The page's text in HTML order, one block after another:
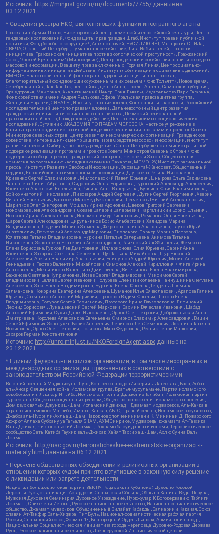
Источник: https://minjust.gov.ru/ru/documents/7755/ данные на
03.12.2021
* Сведения реестра НКО, выполняющих функции иностранного агента:
Гражданин.Армия.Право, Нижегородский центр немецкой и европейской культуры, Центр
гендерных исследований, Фонд защиты прав граждан Штаб, Институт права и публичной
политики, Фонд борьбы с коррупцией, Альянс врачей, НАСИЛИЮ.НЕТ, Мы против СПИДа,
СВЕЧА, Открытый Петербург, Гуманитарное действие, Лига Избирателей, Правовая
инициатива, Гражданская инициатива против экологической преступности, Гражданский
Союз, "Хасдей Ерушалаим" (Милосердие), Центр поддержки и содействия развитию средств
массовой информации, В защиту прав заключенных, Горячая Линия, Центр социально-
информационных инициатив Действие, Институт глобализации и социальных движений,
ВМЕСТЕ, Благотворительный фонд охраны здоровья и защиты прав граждан,
Благотворительный фонд помощи осужденным и их семьям, Фонд Тольятти, Новое время,
Серебряная тайга, Так-Так-Так, центр Сова, центр Анна, Проект Апрель, Самарская губерния,
Эра здоровья, Мемориал, Аналитический Центр Юрия Левады, Издательство Парк Гагарина,
Фонд содействия имени Андрея Рылькова, Сфера, Уральская правозащитная группа,
Женщины Евразии, СИБАЛЬТ, Институт прав человека, Фонд защиты гласности, Российский
исследовательский центр по правам человека, Дальневосточный центр развития
гражданских инициатив и социального партнерства, Пермский региональный
правозащитный центр, Гражданское действие, Центр независимых социологических
исследований, Сутяжник, АКАДЕМИЯ ПО ПРАВАМ ЧЕЛОВЕКА, Частное учреждение в
Калининграде по административной поддержке реализации программ и проектов Совета
Министров северных стран, Центр развития некоммерческих организаций, Гражданское
содействие, Интернешнл-Р, Центр Защиты Прав Средств Массовой Информации, Институт
развития прессы - Сибирь, Частное учреждение в Санкт-Петербурге по административной
поддержке реализации программ и проектов Совета Министров Северных Стран, Фонд
поддержки свободы прессы, Гражданский контроль, Человек и Закон, Общественная
комиссия по сохранению наследия академика Сахарова, МЕМО. РУ, Институт региональной
прессы, Институт Развития Свободы Информации, Экозащита!-Женсовет, Общественный
вердикт, Евразийская антимонопольная ассоциация, Дзугкоева Регина Николаевна,
Кривенко Сергей Владимирович, Милославский Павел Юрьевич, Шнырова Ольга Вадимовна,
Чанышева Лилия Айратовна, Сидорович Ольга Борисовна, Туровский Александр Алексеевич,
Васильева Анастасия Евгеньевна, Ривина Анна Валерьевна, Бурдина Юлия Владимировна,
Бойко Анатолий Николаевич, Пивоваров Андрей Сергеевич, Дугин Сергей Георгиевич, Аверин
Виталий Евгеньевич, Барахоев Магомед Бекханович, Шевченко Дмитрий Александрович,
Шарипков Олег Викторович, Мошель Ирина Ароновна, Шведов Григорий Сергеевич,
Пономарев Лев Александрович, Созаев Валерий Валерьевич, Каргалицкий Борис Юльевич,
Исакова Ирина Александровна, Исламов Тимур Рифгатович, Романова Ольга Евгеньевна,
Щаров Сергей Алексадрович, Цирульников Борис Альбертович, Халидова Марина
Владимировна, Людевиг Марина Зариевна, Федотова Галина Анатольевна, Паутов Юрий
Анатольевич, Верховский Александр Маркович, Пислакова-Паркер Марина Петровна,
Кочеткова Татьяна Владимировна, Чуркина Наталья Валерьевна, Акимова Татьяна
Николаевна, Золотарева Екатерина Александровна, Рачинский Ян Збигневич, Жемкова
Елена Борисовна, Гудков Лев Дмитриевич, Илларионова Юлия Юрьевна, Саранг Анна
Васильевна, Захарова Светлана Сергеевна, Щур Татьяна Михайловна, Щур Николай
Алексеевич, Аверин Владимир Анатольевич, Блинушов Андрей Юрьевич, Мосин Алексей
Геннадьевич, Гефтер Валентин Михайлович, Симонов Алексей Кириллович, Флиге Ирина
Анатольевна, Мельникова Валентина Дмитриевна, Вититинова Елена Владимировна,
Баженова Светлана Куприяновна, Исаев Сергей Владимирович, Максимов Сергей
Владимирович, Беляев Сергей Иванович, Голубева Елена Николаевна, Ганнушкина Светлана
Алексеевна, Закс Елена Владимировна, Буртина Елена Юрьевна, Гендель Людмила
Залмановна, Кокорина Екатерина Алексеевна, Шуманов Илья Вячеславович, Арапова Галина
Юрьевна, Свечников Анатолий Мариевич, Прохоров Вадим Юрьевич, Шахова Елена
Владимировна, Подузов Сергей Васильевич, Протасова Ирина Вячеславовна, Литинский
Леонид Борисович, Лукашевский Сергей Маркович, Бахмин Вячеслав Иванович, Шабад
Анатолий Ефимович, Сухих Дарья Николаевна, Орлов Олег Петрович, Добровольская Анна
Дмитриевна, Королева Александра Евгеньевна, Смирнов Владимир Александрович, Вицин
Сергей Ефимович, Золотухин Борис Андреевич, Левинсон Лев Семенович, Локшина Татьяна
Иосифовна, Орлов Олег Петрович, Полякова Мара Федоровна, Резник Генри Маркович,
Захаров Герман Константинович
Источник: http://unro.minjust.ru/NKOForeignAgent.aspx данные на
23.12.2021
* Единый федеральный список организаций, в том числе иностранных и
международных организаций, признанных в соответствии с
законодательством Российской Федерации террористическими:
Высший военный Маджлисуль Шура, Конгресс народов Ичкерии и Дагестана, База, Асбат
аль-Ансар, Священная война, Исламская группа, Братья-мусульмане, Партия исламского
освобождения, Лашкар-И-Тайба, Исламская группа, Движение Талибан, Исламская партия
Туркестана, Общество социальных реформ, Общество возрождения исламского наследия,
Дом двух святых, Джунд аш-Шам, Исламский джихад – Джамаат моджахедов, Аль-Каида в
странах исламского Магриба, Имарат Кавказ, АБТО, Правый сектор, Исламское государство,
Джабха аль-Нусра ли-Ахль аш-Шам, Народное ополчение имени К. Минина и Д. Пожарского,
Аджр от Аллаха Субхану уа Тагьаля SHAM, АУМ Синрике, Муджахеды джамаата Ат-Тавхида
Валь-Джихад, Чистопольский Джамаат, Рохнамо ба суи давлати исломи, Террористическое
сообщество Сеть, Катиба Таухид валь-Джихад, Хайят Тахрир аш-Шам, Ахлю Сунна Валь
Джамаа
Источник: http://nac.gov.ru/terroristicheskie-i-ekstremistskie-organizacii-i-
materialy.html
данные на 06.12.2021
* Перечень общественных объединений и религиозных организаций в
отношении которых судом принято вступившее в законную силу решение
о ликвидации или запрете деятельности:
Национал-большевистская партия, ВЕК РА, Рада земли Кубанской Духовно Родовой
Державы Русь, организация Асгардская Славянская Община, Община Капища Веды Перуна,
Мужская Духовная Семинария Духовное Учреждение, Нурджулар, К Богодержавию, Таблиги
Джамаат, Свидетели Иеговы, Русское национальное единство, Национал-социалистическое
общество, Джамаат мувахидов, Объединенный Вилайат Кабарды, Балкарии и Карачая, Союз
славян, Ат-Такфир Валь-Хиджра, Пит Буль, Национал-социалистическая рабочая партия
России, Славянский союз, Формат-18, Благородный Орден Дьявола, Армия воли народа,
Национальная Социалистическая Инициатива города Череповца, Духовно-Родовая Держава
Русь, Русское национальное единство, Древнерусской Инглистической церкви